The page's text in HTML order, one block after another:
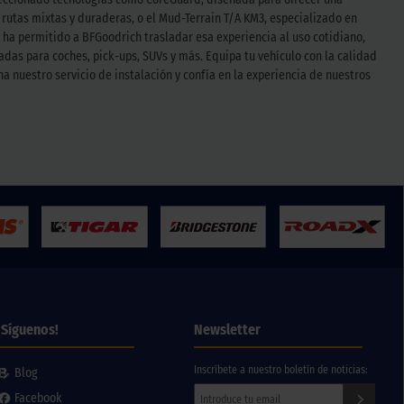
mixtas y duraderas, o el Mud-Terrain T/A KM3, especializado en
permitido a BFGoodrich trasladar esa experiencia al uso cotidiano,
para coches, pick-ups, SUVs y más. Equipa tu vehículo con la calidad
nuestro servicio de instalación y confía en la experiencia de nuestros
Blog
Facebook
Newsletter
Inscríbete a nuestro boletín de noticias: